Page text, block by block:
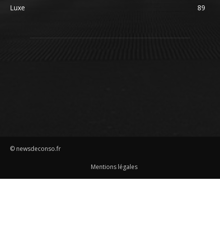
Luxe
89
© newsdeconso.fr
Mentions légales